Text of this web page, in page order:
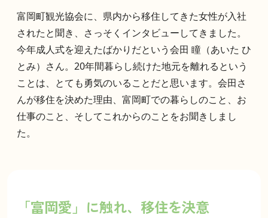
富岡町観光協会に、県内から移住してきた女性が入社
されたと聞き、さっそくインタビューしてきました。
今年成人式を迎えたばかりだという会田 瞳（あいた ひ
とみ）さん。20年間暮らし続けた地元を離れるという
ことは、とても勇気のいることだと思います。会田さ
んが移住を決めた理由、富岡町での暮らしのこと、お
仕事のこと、そしてこれからのことをお聞きしまし
た。
「富岡愛」に触れ、移住を決意